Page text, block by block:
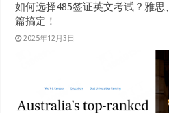
如何选择485签证英文考试？雅思
篇搞定！
2025年12月3日